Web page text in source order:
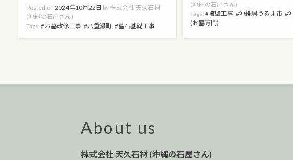
Posted on2024年10月22日 by株式会社 天久石材
(沖縄の石屋さん)
Tags:
お墓改修工事, 八重瀬町, 墓石基礎工事
(沖縄の石屋さん)
Tags:
擁壁工事, 沖縄県うるま市,
(お墓専門)
About us
株式会社 天久石材 (沖縄の石屋さん)